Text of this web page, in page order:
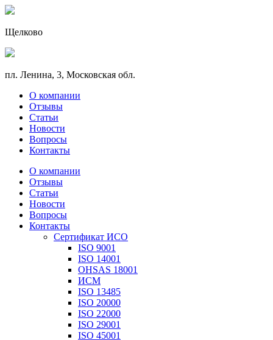
Щелково
пл. Ленина, 3, Московская обл.
О компании
Отзывы
Статьи
Новости
Вопросы
Контакты
О компании
Отзывы
Статьи
Новости
Вопросы
Контакты
Сертификат ИСО
ISO 9001
ISO 14001
OHSAS 18001
ИСМ
ISO 13485
ISO 20000
ISO 22000
ISO 29001
ISO 45001